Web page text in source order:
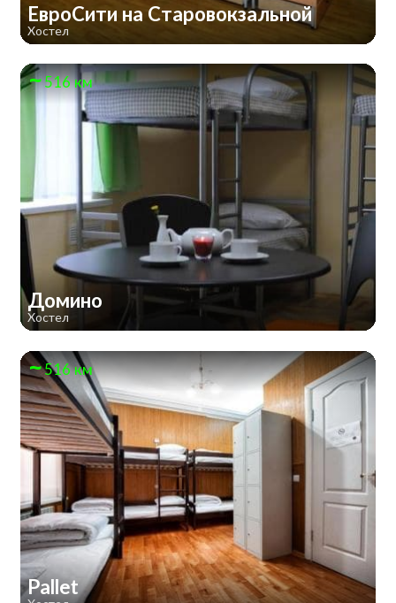
ЕвроСити на Старовокзальной
Хостел
516 км
Домино
Хостел
516 км
Pallet